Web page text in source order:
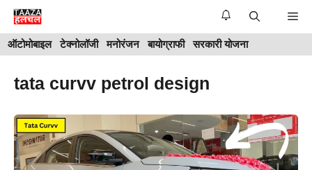
Skip
content
ऑटोमोबाइल टेक्नोलॉजी मनोरंजन बायोग्राफी सरकारी योजना
tata curvv petrol design